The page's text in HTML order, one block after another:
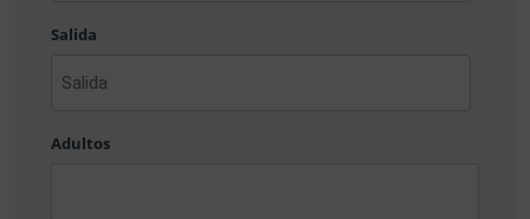
MM
DD
Salida
AAAA
MM
Adultos